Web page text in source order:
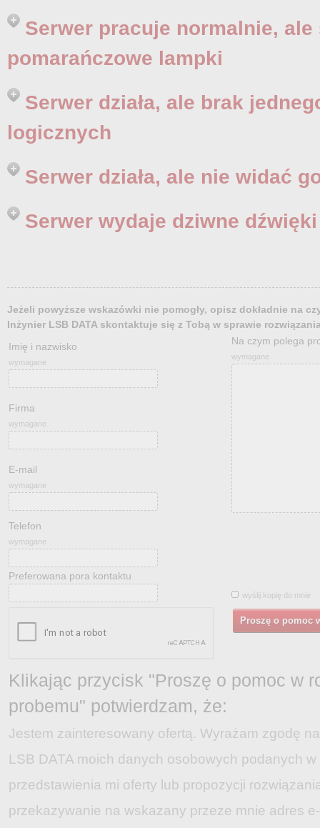
Serwer pracuje normalnie,
pomarańczowe lampki
Serwer działa, ale brak
logicznych
Serwer działa, ale nie widać
Serwer wydaje dziwne dźwięki
Jeżeli powyższe wskazówki nie pomogły, opisz dokładnie na
Inżynier LSB DATA skontaktuje się z Tobą w sprawie
Imię i nazwisko
wymagane
Na czym polega
wymagane
Firma
wymagane
E-mail
wymagane
Telefon
wymagane
Preferowana pora kontaktu
wyślij kopię do mnie
Proszę o pomoc
Klikając przycisk "Proszę o pomoc w
probemu" potwierdzam, że:
Jestem zainteresowany ofertą. Wyrażam zgodę
LSB DATA moich danych osobowych podanych
przedstawienia mi oferty lub propozycji
przekazywanie na wskazany przeze mnie adres